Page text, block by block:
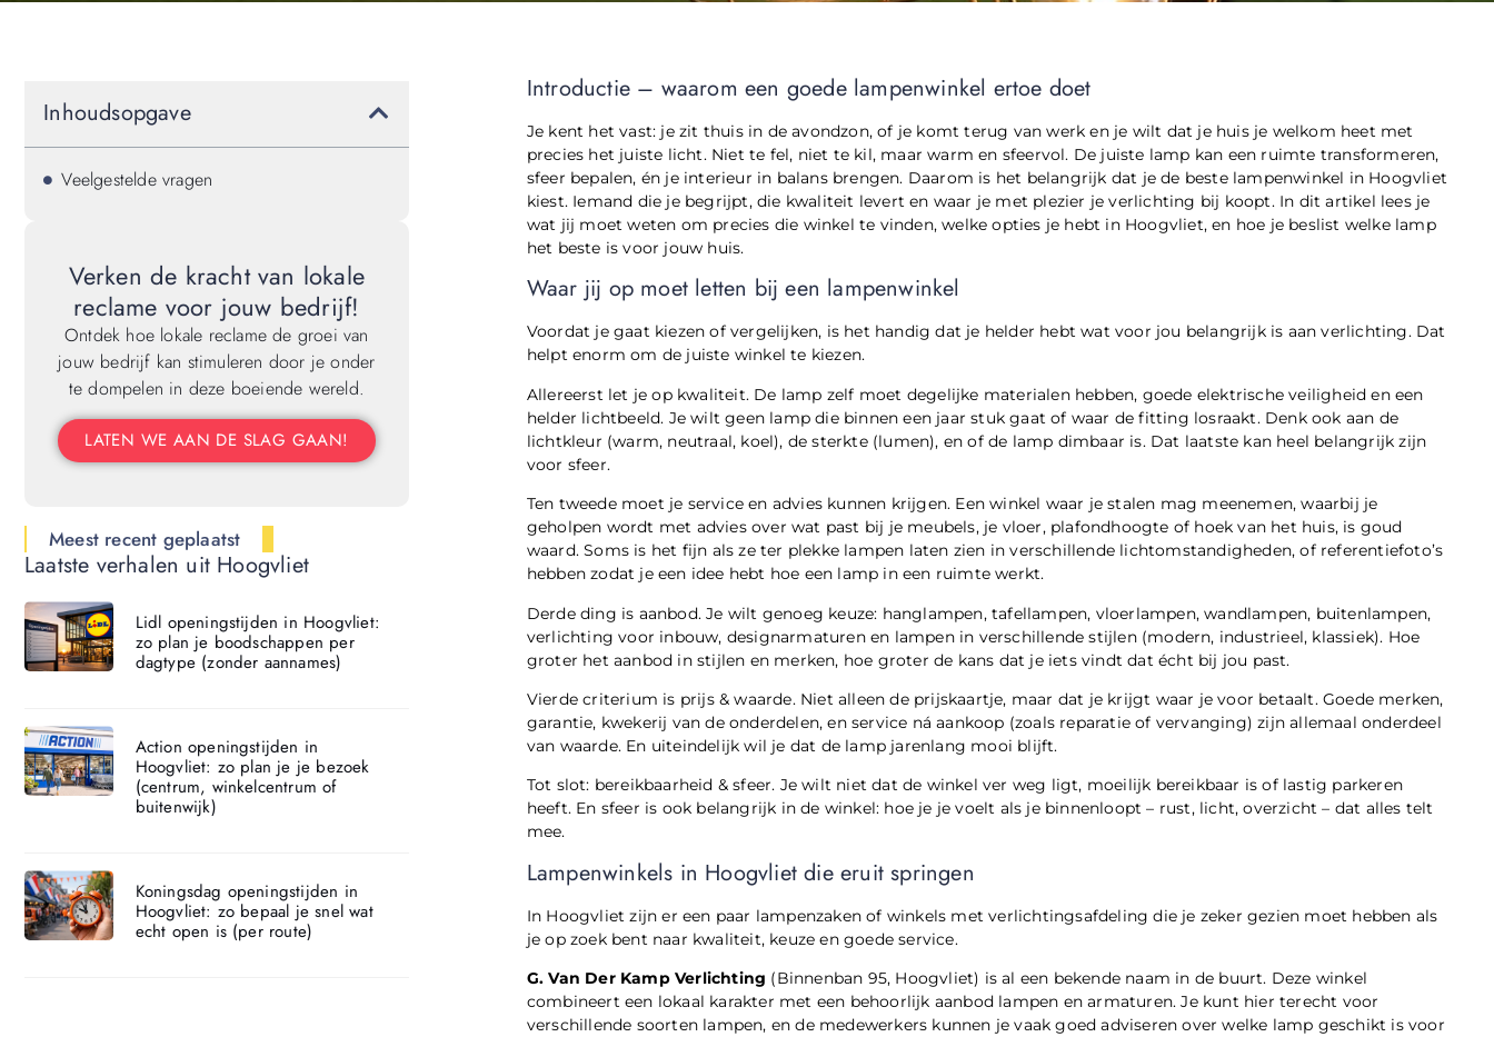
Introductie – waarom een goede lampenwinkel ertoe doet
Je kent het vast: je zit thuis in de avondzon, of je komt terug van werk en je wilt dat je huis je welkom heet met
precies het juiste licht. Niet te fel, niet te kil, maar warm en sfeervol. De juiste lamp kan een ruimte transformeren,
sfeer bepalen, én je interieur in balans brengen. Daarom is het belangrijk dat je de beste lampenwinkel in Hoogvliet
kiest. Iemand die je begrijpt, die kwaliteit levert en waar je met plezier je verlichting bij koopt. In dit artikel lees je
wat jij moet weten om precies die winkel te vinden, welke opties je hebt in Hoogvliet, en hoe je beslist welke lamp
het beste is voor jouw huis.
Waar jij op moet letten bij een lampenwinkel
Voordat je gaat kiezen of vergelijken, is het handig dat je helder hebt wat voor jou belangrijk is aan verlichting. Dat
helpt enorm om de juiste winkel te kiezen.
Allereerst let je op kwaliteit. De lamp zelf moet degelijke materialen hebben, goede elektrische veiligheid en een
helder lichtbeeld. Je wilt geen lamp die binnen een jaar stuk gaat of waar de fitting losraakt. Denk ook aan de
lichtkleur (warm, neutraal, koel), de sterkte (lumen), en of de lamp dimbaar is. Dat laatste kan heel belangrijk zijn
voor sfeer.
Ten tweede moet je service en advies kunnen krijgen. Een winkel waar je stalen mag meenemen, waarbij je
geholpen wordt met advies over wat past bij je meubels, je vloer, plafondhoogte of hoek van het huis, is goud
waard. Soms is het fijn als ze ter plekke lampen laten zien in verschillende lichtomstandigheden, of referentiefoto’s
hebben zodat je een idee hebt hoe een lamp in een ruimte werkt.
Derde ding is aanbod. Je wilt genoeg keuze: hanglampen, tafellampen, vloerlampen, wandlampen, buitenlampen,
verlichting voor inbouw, designarmaturen en lampen in verschillende stijlen (modern, industrieel, klassiek). Hoe
groter het aanbod in stijlen en merken, hoe groter de kans dat je iets vindt dat écht bij jou past.
Vierde criterium is prijs & waarde. Niet alleen de prijskaartje, maar dat je krijgt waar je voor betaalt. Goede merken,
garantie, kwekerij van de onderdelen, en service ná aankoop (zoals reparatie of vervanging) zijn allemaal onderdeel
van waarde. En uiteindelijk wil je dat de lamp jarenlang mooi blijft.
Tot slot: bereikbaarheid & sfeer. Je wilt niet dat de winkel ver weg ligt, moeilijk bereikbaar is of lastig parkeren
heeft. En sfeer is ook belangrijk in de winkel: hoe je je voelt als je binnenloopt – rust, licht, overzicht – dat alles telt
mee.
Lampenwinkels in Hoogvliet die eruit springen
In Hoogvliet zijn er een paar lampenzaken of winkels met verlichtingsafdeling die je zeker gezien moet hebben als
je op zoek bent naar kwaliteit, keuze en goede service.
G. Van Der Kamp Verlichting (Binnenban 95, Hoogvliet) is al een bekende naam in de buurt. Deze winkel
combineert een lokaal karakter met een behoorlijk aanbod lampen en armaturen. Je kunt hier terecht voor
verschillende soorten lampen, en de medewerkers kunnen je vaak goed adviseren over welke lamp geschikt is voor
Inhoudsopgave
Veelgestelde vragen
Verken de kracht van lokale
reclame voor jouw bedrijf!
Ontdek hoe lokale reclame de groei van
jouw bedrijf kan stimuleren door je onder
te dompelen in deze boeiende wereld.
LATEN WE AAN DE SLAG GAAN!
Meest recent geplaatst
Laatste verhalen uit Hoogvliet
Lidl openingstijden in Hoogvliet:
zo plan je boodschappen per
dagtype (zonder aannames)
Action openingstijden in
Hoogvliet: zo plan je je bezoek
(centrum, winkelcentrum of
buitenwijk)
Koningsdag openingstijden in
Hoogvliet: zo bepaal je snel wat
echt open is (per route)